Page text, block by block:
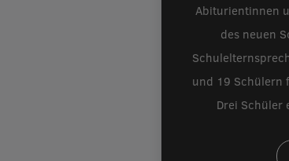
Abiturientinnen
des neuen
und 19 Schülern
Drei